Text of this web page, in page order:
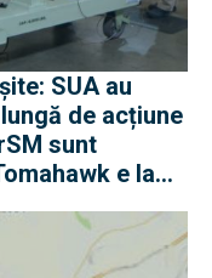
SUA au
de acțiune
sunt
e la